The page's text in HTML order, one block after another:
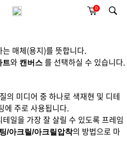
0
매체(용지)를 뜻합니다.
트와 캔버스 를 선택하실 수 있습니다.
의 미디어 중 하나로 색재현 및 디테
에 주로 사용됩니다.
일을 가장 잘 살릴 수 있도록 프레임
/아크릴/아크릴압착의 방법으로 마